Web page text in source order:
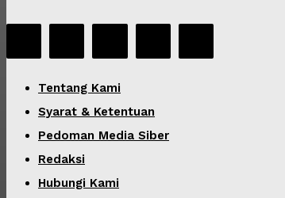
Tentang Kami
Syarat & Ketentuan
Pedoman Media Siber
Redaksi
Hubungi Kami